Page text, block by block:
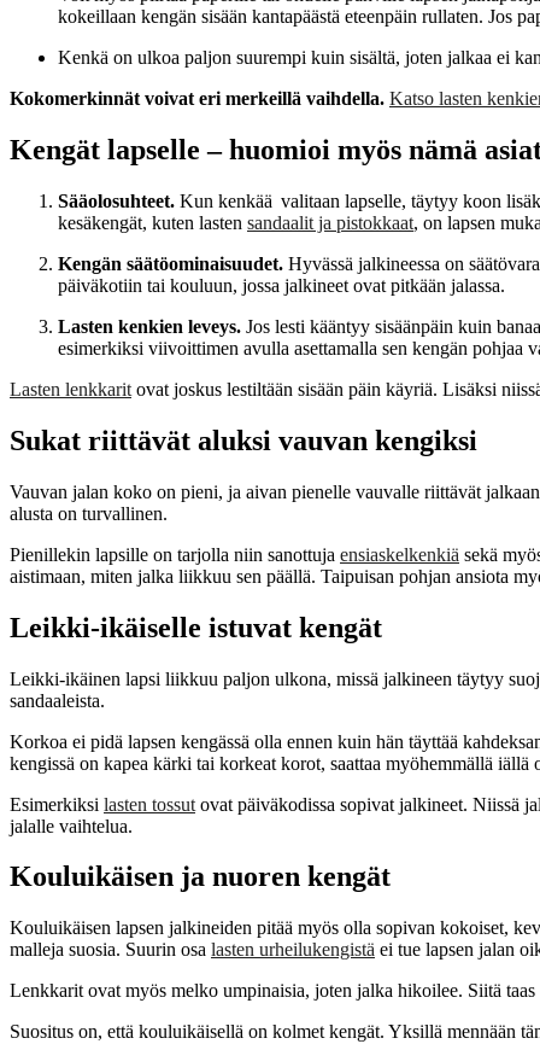
kokeillaan kengän sisään kantapäästä eteenpäin rullaten. Jos
Kenkä on ulkoa paljon suurempi kuin sisältä, joten jalkaa ei
Kokomerkinnät voivat eri merkeillä vaihdella. Katso lasten
Kengät lapselle – huomioi myös nämä
Sääolosuhteet. Kun kenkää valitaan lapselle, täytyy koon
kesäkengät, kuten lasten sandaalit ja pistokkaat, on lapsen
Kengän säätöominaisuudet. Hyvässä jalkineessa on
päiväkotiin tai kouluun, jossa jalkineet ovat pitkään jalassa.
Lasten kenkien leveys. Jos lesti kääntyy sisäänpäin kuin
esimerkiksi viivoittimen avulla asettamalla sen kengän pohjaa
Lasten lenkkarit ovat joskus lestiltään sisään päin käyriä. Lisäksi
Sukat riittävät aluksi vauvan kengiksi
Vauvan jalan koko on pieni, ja aivan pienelle vauvalle riittävät
alusta on turvallinen.
Pienillekin lapsille on tarjolla niin sanottuja ensiaskelkenkiä sekä
aistimaan, miten jalka liikkuu sen päällä. Taipuisan pohjan ansiota
Leikki-ikäiselle istuvat kengät
Leikki-ikäinen lapsi liikkuu paljon ulkona, missä jalkineen täytyy
sandaaleista.
Korkoa ei pidä lapsen kengässä olla ennen kuin hän täyttää
kengissä on kapea kärki tai korkeat korot, saattaa myöhemmällä
Esimerkiksi lasten tossut ovat päiväkodissa sopivat jalkineet. Niissä
jalalle vaihtelua.
Kouluikäisen ja nuoren kengät
Kouluikäisen lapsen jalkineiden pitää myös olla sopivan kokoiset,
malleja suosia. Suurin osa lasten urheilukengistä ei tue lapsen jalan
Lenkkarit ovat myös melko umpinaisia, joten jalka hikoilee. Siitä
Suositus on, että kouluikäisellä on kolmet kengät. Yksillä mennään